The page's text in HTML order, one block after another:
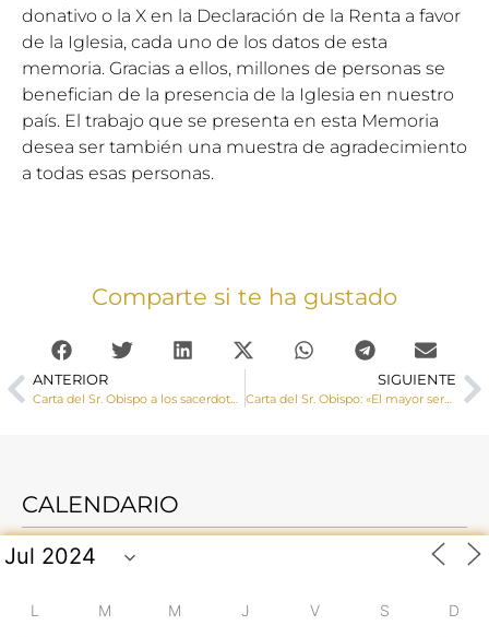
donativo o la X en la Declaración de la Renta a favor
de la Iglesia, cada uno de los datos de esta
memoria. Gracias a ellos, millones de personas se
benefician de la presencia de la Iglesia en nuestro
país. El trabajo que se presenta en esta Memoria
desea ser también una muestra de agradecimiento
a todas esas personas.
Comparte si te ha gustado
ANTERIOR
Carta del Sr. Obispo a los sacerdotes informándoles de las actividades que se llevarán a cabo en los próximos meses
SIGUIENTE
Carta del Sr. Obispo: «El mayor servicio que podemos hacer a los hombres, el acto más valido de amistad consiste en orar por ellos»
CALENDARIO
L M M J V S D